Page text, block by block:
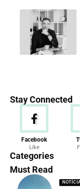
Stay Connected
Facebook
Like
Categories
Must Read